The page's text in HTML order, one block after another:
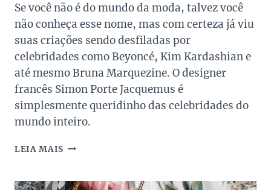
Se você não é do mundo da moda, talvez você
não conheça esse nome, mas com certeza já viu
suas criações sendo desfiladas por
celebridades como Beyoncé, Kim Kardashian e
até mesmo Bruna Marquezine. O designer
francês Simon Porte Jacquemus é
simplesmente queridinho das celebridades do
mundo inteiro.
LEIA MAIS 5
O